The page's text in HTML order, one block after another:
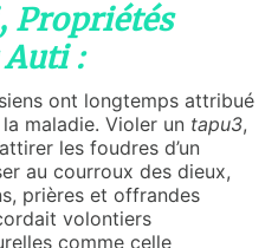
Propriétés
:
ont longtemps attribué
maladie. Violer un tapu3,
les foudres d’un
au courroux des dieux,
prières et offrandes
volontiers
comme celle